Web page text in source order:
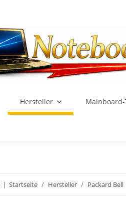
Hersteller Mainboard-
Startseite Hersteller Packard Bell